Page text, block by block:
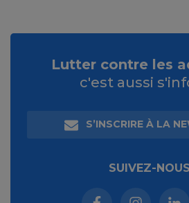
Lutter contre les
c'est aussi
S’INSCRIRE À LA
SUIVEZ-NOUS